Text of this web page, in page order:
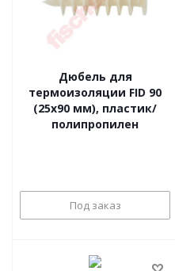
Дюбель для
термоизоляции FID 90
(25x90 мм), пластик/
полипропилен
Под заказ